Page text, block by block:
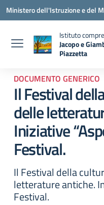
Vai ai contenuti
Vai al menu di navigazione
Vai al footer
Ministero dell'Istruzione e del
Istituto
Jacopo e
Piazzetta
DOCUMENTO GENERICO
Il Festival
delle
Iniziative
Festival.
Il Festival della
letterature antiche.
Festival.